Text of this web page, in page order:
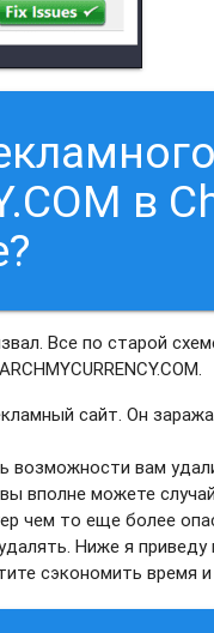
в
Все по старой
сайт. Он
возможности вам
вполне можете
чем то еще более
Ниже я приведу
сэкономить время